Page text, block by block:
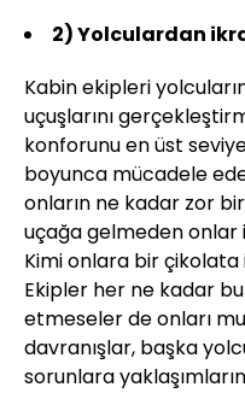
2)Yolculardan
Kabin ekipleri
uçuşlarını
konforunu en üst
boyunca mücadele
onların ne kadar zor
uçağa gelmeden onlar
Kimi onlara bir
Ekipler her ne kadar
etmeseler de onları
davranışlar, başka
sorunlara